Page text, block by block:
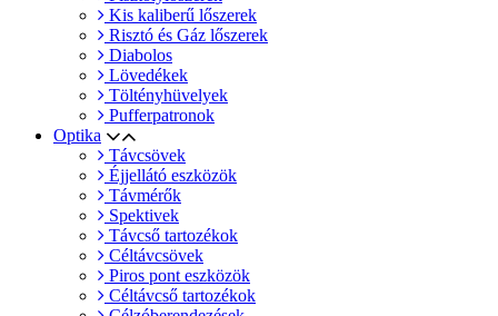
Kis kaliberű lőszerek
Risztó és Gáz lőszerek
Diabolos
Lövedékek
Töltényhüvelyek
Pufferpatronok
Optika
Távcsövek
Éjjellátó eszközök
Távmérők
Spektivek
Távcső tartozékok
Céltávcsövek
Piros pont eszközök
Céltávcső tartozékok